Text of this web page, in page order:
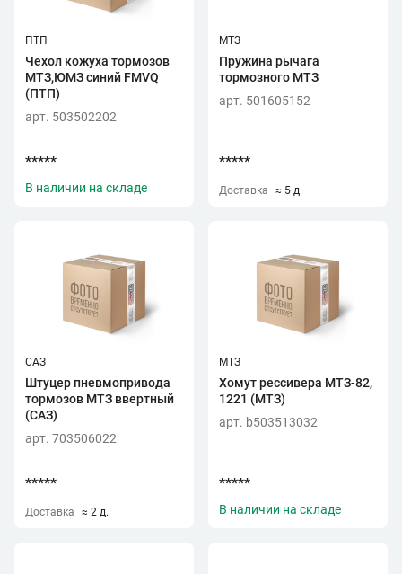
ПТП
Чехол кожуха тормозов
МТЗ,ЮМЗ синий FMVQ
(ПТП)
арт. 503502202
*****
В наличии на складе
МТЗ
Пружина рычага
тормозного МТЗ
арт. 501605152
*****
Доставка ≈ 5 д.
САЗ
Штуцер пневмопривода
тормозов МТЗ ввертный
(САЗ)
арт. 703506022
*****
Доставка ≈ 2 д.
МТЗ
Хомут рессивера МТЗ-82,
1221 (МТЗ)
арт. b503513032
*****
В наличии на складе